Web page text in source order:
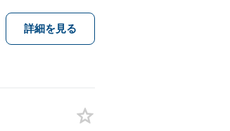
詳細を見る